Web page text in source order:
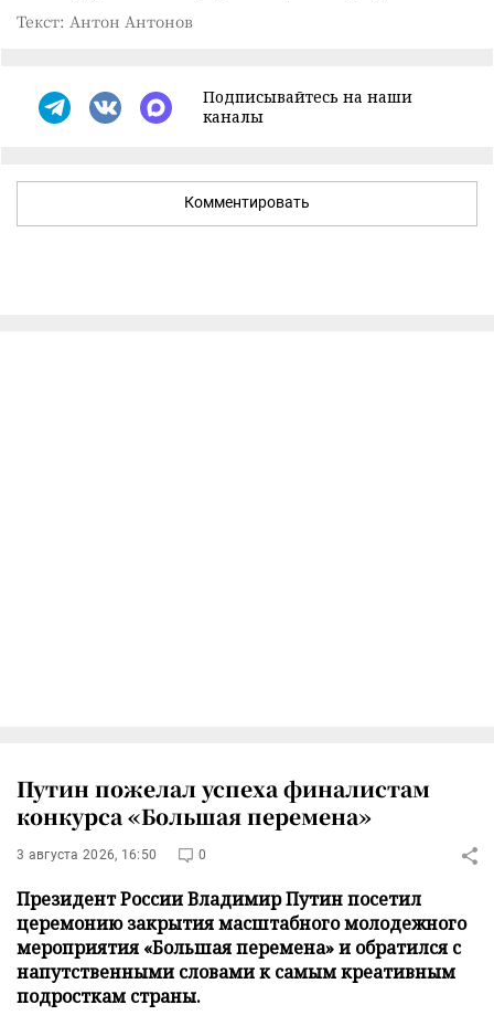
Текст: Антон Антонов
Подписывайтесь на наши
каналы
Комментировать
Путин пожелал успеха финалистам
конкурса «Большая перемена»
3 августа 2026, 16:50 0
Президент России Владимир Путин посетил
церемонию закрытия масштабного молодежного
мероприятия «Большая перемена» и обратился с
напутственными словами к самым креативным
подросткам страны.